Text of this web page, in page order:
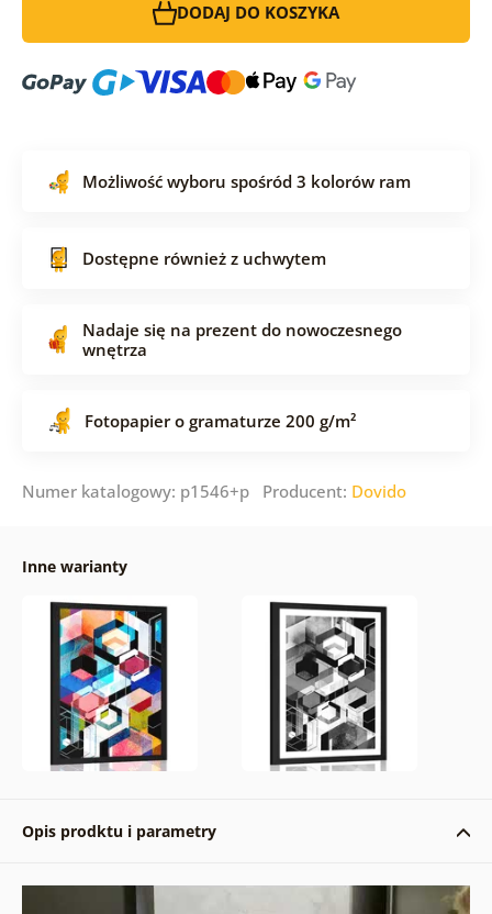
DODAJ DO KOSZYKA
Możliwość wyboru spośród 3 kolorów ram
Dostępne również z uchwytem
Nadaje się na prezent do nowoczesnego
wnętrza
Fotopapier o gramaturze 200 g/m²
Numer katalogowy: p1546+p Producent: Dovido
Inne warianty
Opis prodktu i parametry